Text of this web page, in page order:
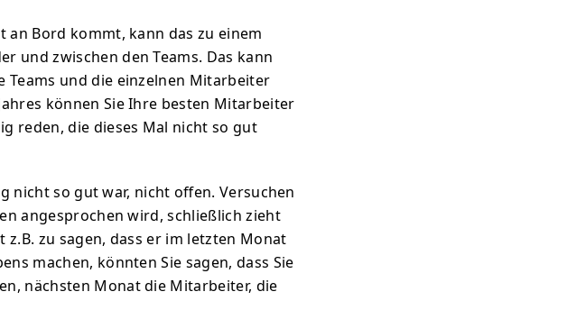
an Bord kommt, kann das zu einem
und zwischen den Teams. Das kann
Teams und die einzelnen Mitarbeiter
können Sie Ihre besten Mitarbeiter
reden, die dieses Mal nicht so gut
nicht so gut war, nicht offen. Versuchen
angesprochen wird, schließlich zieht
zu sagen, dass er im letzten Monat
machen, könnten Sie sagen, dass Sie
nächsten Monat die Mitarbeiter, die